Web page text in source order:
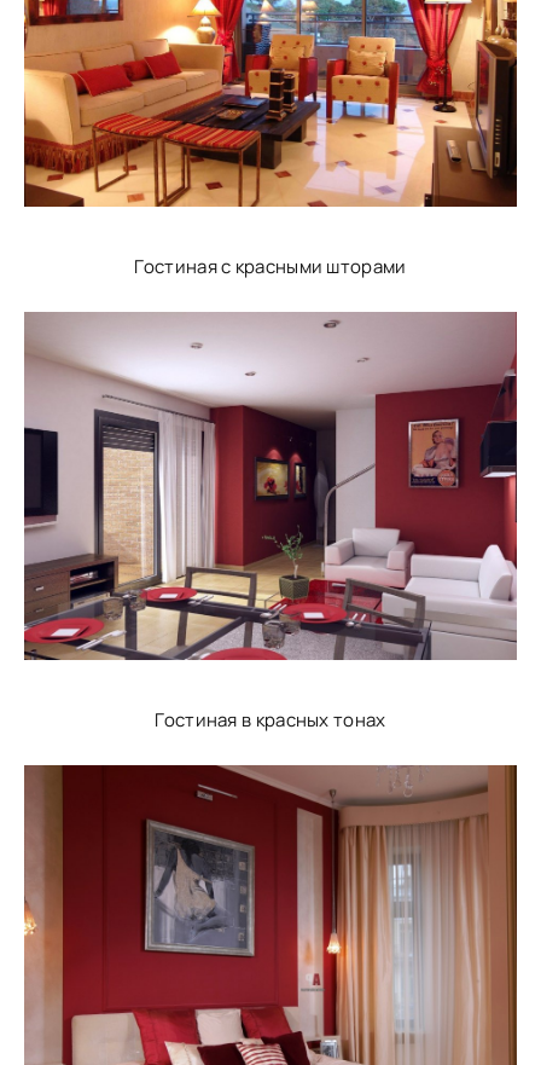
Гостиная с красными шторами
Гостиная в красных тонах